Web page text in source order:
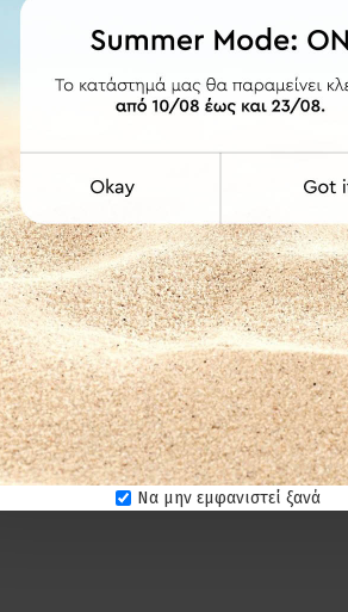
Να μην εμφανιστεί ξανά
καπάκι με καθρέπτη.
ΕΤΟΙΜΟΠΑΡΑΔΟΤΟ
Spirella 06235.001
Επιτραπέζιος
με Ξύλινη Τετράγωνη
Βάση 12,8x17,4x1,4εκ.
31,50€
ALESIA